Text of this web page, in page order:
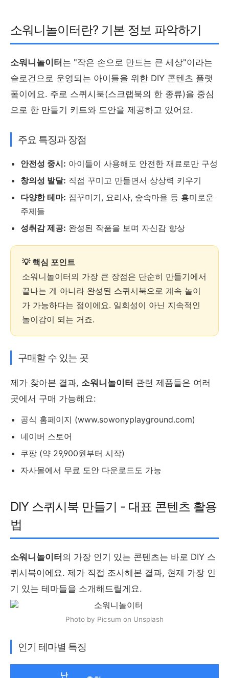
소워니놀이터란? 기본 정보 파악하기
소워니놀이터 는 "작은 손으로 만드는 큰 세상"이라는
슬로건으로 운영되는 아이들을 위한 DIY 콘텐츠 플랫
폼이에요. 주로 스퀴시북(스크랩북의 한 종류)을 중심
으로 한 만들기 키트와 도안을 제공하고 있어요.
주요 특징과 장점
안전성 중시: 아이들이 사용해도 안전한 재료로만 구성
창의성 발달: 직접 꾸미고 만들면서 상상력 키우기
다양한 테마: 집꾸미기, 요리사, 숲속마을 등 흥미로운
주제들
성취감 제공: 완성된 작품을 보며 자신감 향상
💡 핵심 포인트
소워니놀이터의 가장 큰 장점은 단순히 만들기에서
끝나는 게 아니라 완성된 스퀴시북으로 계속 놀이
가 가능하다는 점이에요. 일회성이 아닌 지속적인
놀이감이 되는 거죠.
구매할 수 있는 곳
제가 찾아본 결과, 소워니놀이터 관련 제품들은 여러
곳에서 구매 가능해요:
공식 홈페이지 (www.sowonyplayground.com)
네이버 스토어
쿠팡 (약 29,900원부터 시작)
자사몰에서 무료 도안 다운로드도 가능
DIY 스퀴시북 만들기 - 대표 콘텐츠 활용
법
소워니놀이터 의 가장 인기 있는 콘텐츠는 바로 DIY 스
퀴시북이에요. 제가 직접 조사해본 결과, 현재 가장 인
기 있는 테마들을 소개해드릴게요.
Photo by Picsum on Unsplash
인기 테마별 특징
난